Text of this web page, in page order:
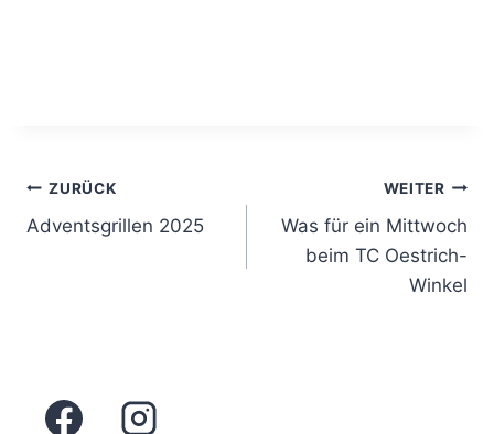
Beitragsnavigation
ZURÜCK
Adventsgrillen 2025
WEITER
Was für ein Mittwoch
beim TC Oestrich-
Winkel